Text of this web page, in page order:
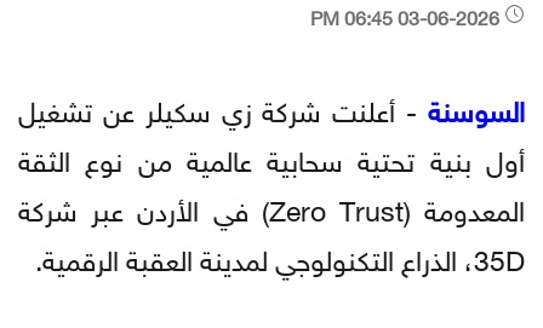
السوسنة - أعلنت شركة زي سكيلر عن تشغيل
أول بنية تحتية سحابية عالمية من نوع الثقة
المعدومة (Zero Trust) في الأردن عبر شركة
35D، الذراع التكنولوجي لمدينة العقبة الرقمية.